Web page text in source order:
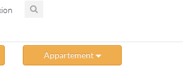
Appartement